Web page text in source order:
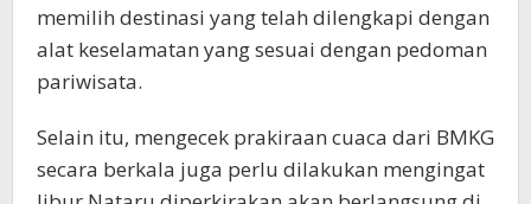
memilih destinasi yang telah dilengkapi dengan
alat keselamatan yang sesuai dengan pedoman
pariwisata.
Selain itu, mengecek prakiraan cuaca dari BMKG
secara berkala juga perlu dilakukan mengingat